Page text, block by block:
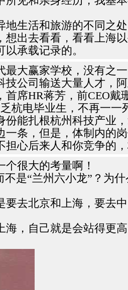
生活和旅游的不同之处
想出去看看，看看上海
承载记录的。
大赢家学校，没有之
公司输送大量人才，
首席HR蒋芳，前CEO
杭电毕业生，不再一
能扎根杭州科技产业
条，但是，体制内的
心后来人和你竞争的，
很大的考量啊！
是“兰州六小龙”？为
去北京和上海，要去
，自己就是会站得更高